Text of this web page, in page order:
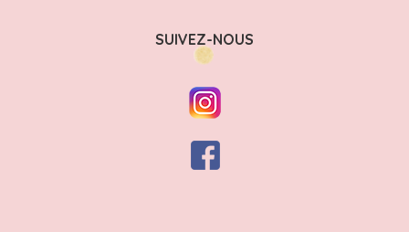
SUIVEZ-NOUS